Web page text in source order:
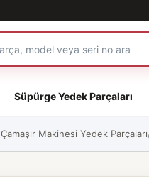
Süpürge Yedek Parçaları
Çamaşır Makinesi Yedek Parçaları